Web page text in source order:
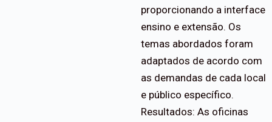
proporcionando a interface
ensino e extensão. Os
temas abordados foram
adaptados de acordo com
as demandas de cada local
e público específico.
Resultados: As oficinas